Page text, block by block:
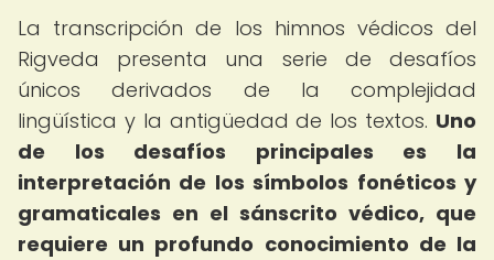
La transcripción de los himnos védicos del
Rigveda presenta una serie de desafíos
únicos derivados de la complejidad
lingüística y la antigüedad de los textos. Uno
de los desafíos principales es la
interpretación de los símbolos fonéticos y
gramaticales en el sánscrito védico, que
requiere un profundo conocimiento de la